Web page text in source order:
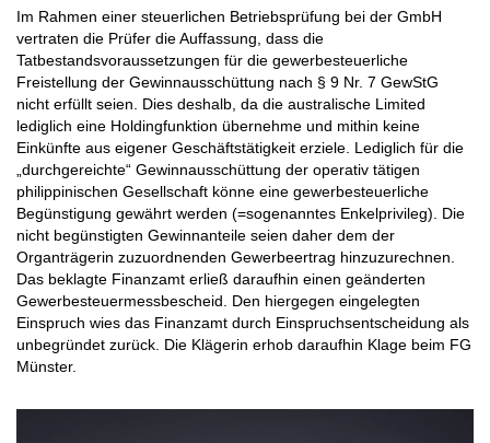
Im Rahmen einer steuerlichen Betriebsprüfung bei der GmbH
vertraten die Prüfer die Auffassung, dass die
Tatbestandsvoraussetzungen für die gewerbesteuerliche
Freistellung der Gewinnausschüttung nach § 9 Nr. 7 GewStG
nicht erfüllt seien. Dies deshalb, da die australische Limited
lediglich eine Holdingfunktion übernehme und mithin keine
Einkünfte aus eigener Geschäftstätigkeit erziele. Lediglich für die
„durchgereichte“ Gewinnausschüttung der operativ tätigen
philippinischen Gesellschaft könne eine gewerbesteuerliche
Begünstigung gewährt werden (=sogenanntes Enkelprivileg). Die
nicht begünstigten Gewinnanteile seien daher dem der
Organträgerin zuzuordnenden Gewerbeertrag hinzuzurechnen.
Das beklagte Finanzamt erließ daraufhin einen geänderten
Gewerbesteuermessbescheid. Den hiergegen eingelegten
Einspruch wies das Finanzamt durch Einspruchsentscheidung als
unbegründet zurück. Die Klägerin erhob daraufhin Klage beim FG
Münster.